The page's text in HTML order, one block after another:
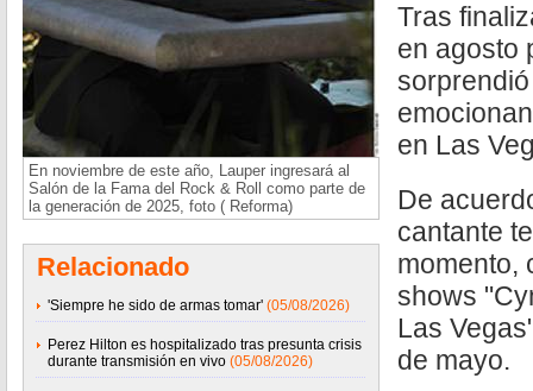
En noviembre de este año, Lauper ingresará al
Salón de la Fama del Rock & Roll como parte de
la generación de 2025, foto ( Reforma)
Relacionado
'Siempre he sido de armas tomar' (05/08/2026)
Perez Hilton es hospitalizado tras presunta crisis
durante transmisión en vivo (05/08/2026)
Tras
en agosto
en Las
De
cantante
momento,
shows
Las
de mayo.